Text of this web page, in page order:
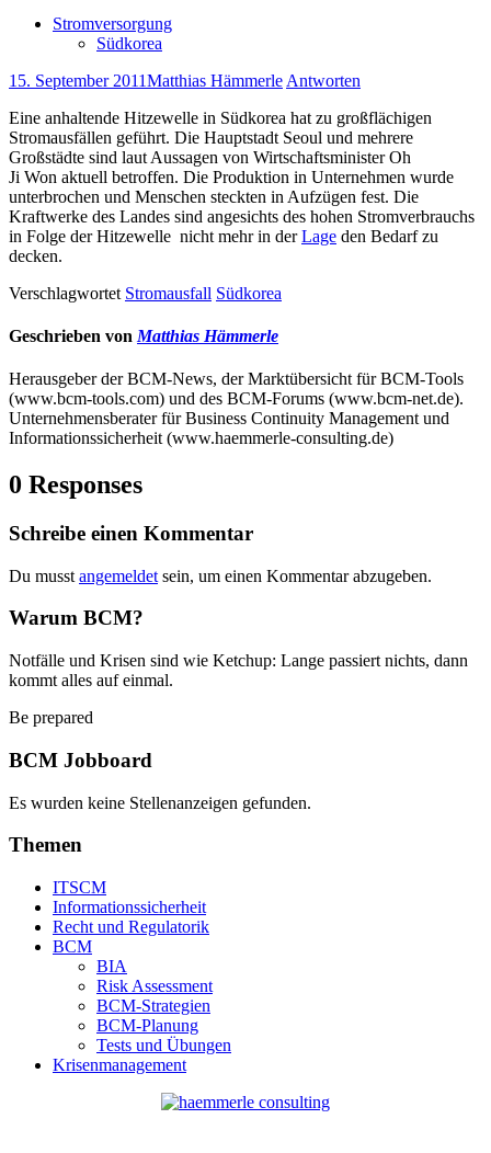
Stromversorgung
Südkorea
15. September 2011Matthias Hämmerle Antworten
Eine anhaltende Hitzewelle in Südkorea hat zu großflächigen
Stromausfällen geführt. Die Hauptstadt Seoul und mehrere
Großstädte sind laut Aussagen von Wirtschaftsminister Oh
Ji Won aktuell betroffen. Die Produktion in Unternehmen wurde
unterbrochen und Menschen steckten in Aufzügen fest. Die
Kraftwerke des Landes sind angesichts des hohen Stromverbrauchs
in Folge der Hitzewelle nicht mehr in derLage den Bedarf zu
decken.
Verschlagwortet Stromausfall Südkorea
Geschrieben von Matthias Hämmerle
Herausgeber der BCM-News, der Marktübersicht für BCM-Tools
(www.bcm-tools.com) und des BCM-Forums (www.bcm-net.de).
Unternehmensberater für Business Continuity Management und
Informationssicherheit (www.haemmerle-consulting.de)
0 Responses
Schreibe einen Kommentar
Du musst angemeldet sein, um einen Kommentar abzugeben.
Warum BCM?
Notfälle und Krisen sind wie Ketchup: Lange passiert nichts, dann
kommt alles auf einmal.
Be prepared
BCM Jobboard
Es wurden keine Stellenanzeigen gefunden.
Themen
ITSCM
Informationssicherheit
Recht und Regulatorik
BCM
BIA
Risk Assessment
BCM-Strategien
BCM-Planung
Tests und Übungen
Krisenmanagement